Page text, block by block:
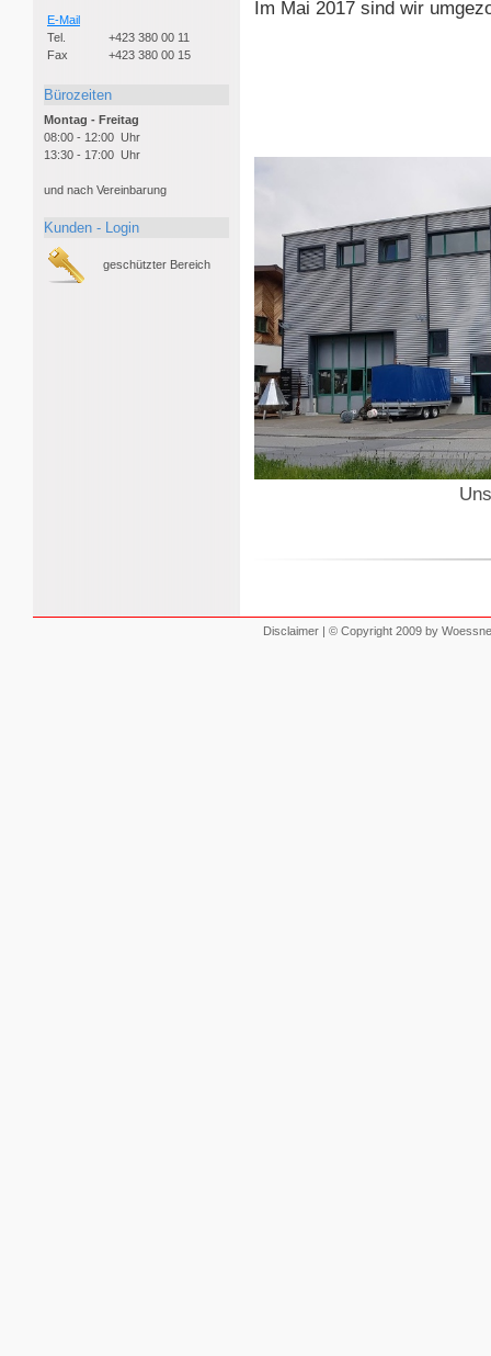
E-Mail
Tel.
Fax
+423 380 00 11
+423 380 00 15
Bürozeiten
Montag - Freitag
08:00 - 12:00 Uhr
13:30 - 17:00 Uhr
und nach Vereinbarung
Kunden - Login
geschützter Bereich
Im Mai 2017 sind wir
Disclaimer| © Copyright 2009 by